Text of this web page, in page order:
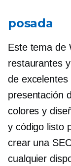
posada
Este tema de
restaurantes
de
presentación
colores y
y código listo
crear una
cualquier